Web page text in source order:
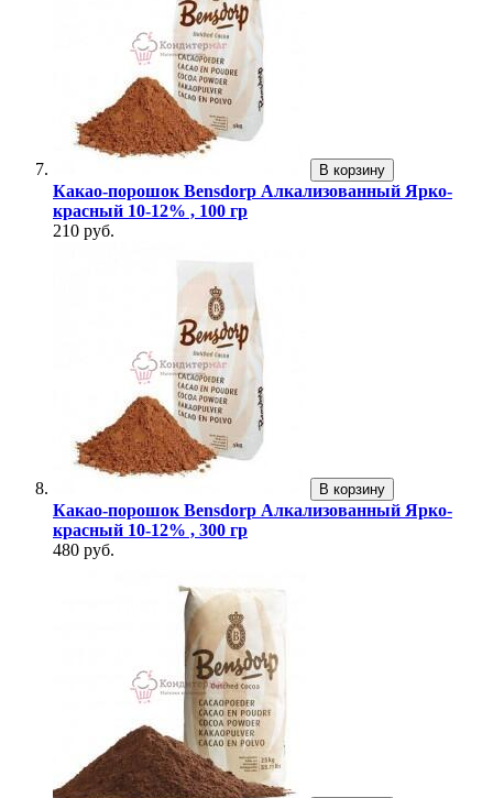
В корзину
Какао-порошок Bensdorp Алкализованный Ярко-
красный 10-12% , 100 гр
210 руб.
В корзину
Какао-порошок Bensdorp Алкализованный Ярко-
красный 10-12% , 300 гр
480 руб.